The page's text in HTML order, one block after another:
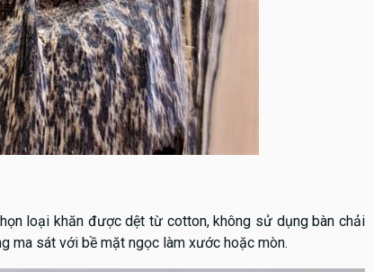
loại khăn được dệt từ cotton, không sử dụng bàn chải
ma sát với bề mặt ngọc làm xước hoặc mòn.